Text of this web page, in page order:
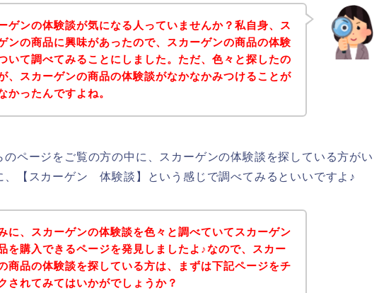
ゲンの体験談が気になる人っていませんか？私自身、ス
ンの商品に興味があったので、スカーゲンの商品の体験
いて調べてみることにしました。ただ、色々と探したの
、スカーゲンの商品の体験談がなかなかみつけることが
かったんですよね。
のページをご覧の方の中に、スカーゲンの体験談を探している方がい
、【スカーゲン 体験談】という感じで調べてみるといいですよ♪
に、スカーゲンの体験談を色々と調べていてスカーゲン
を購入できるページを発見しましたよ♪なので、スカー
商品の体験談を探している方は、まずは下記ページをチ
されてみてはいかがでしょうか？